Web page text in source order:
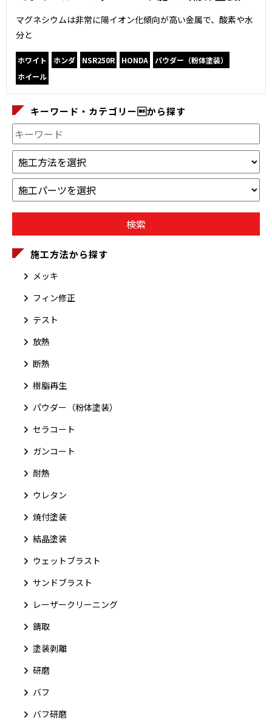
マグネシウムは非常に陽イオン化傾向が高い金属で、酸素や水
分と
ホワイト ホンダ NSR250R HONDA
パウダー（粉体塗装）
ホイール
キーワード・カテゴリーから探す
施工方法から探す
メッキ
フィン修正
テスト
放熱
断熱
樹脂再生
パウダー（粉体塗装）
セラコート
ガンコート
耐熱
ウレタン
焼付塗装
結晶塗装
ウェットブラスト
サンドブラスト
レーザークリーニング
錆取
塗装剥離
研磨
バフ
バフ研磨